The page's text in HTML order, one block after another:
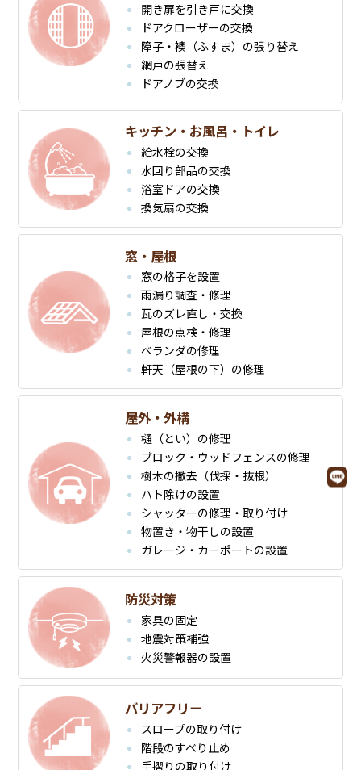
開き扉を引き戸に交換
ドアクローザーの交換
障子・襖（ふすま）の張り替え
網戸の張替え
ドアノブの交換
キッチン・お風呂・トイレ
給水栓の交換
水回り部品の交換
浴室ドアの交換
換気扇の交換
窓・屋根
窓の格子を設置
雨漏り調査・修理
瓦のズレ直し・交換
屋根の点検・修理
べランダの修理
軒天（屋根の下）の修理
屋外・外構
樋（とい）の修理
ブロック・ウッドフェンスの修理
樹木の撤去（伐採・抜根）
ハト除けの設置
シャッターの修理・取り付け
物置き・物干しの設置
ガレージ・カーポートの設置
防災対策
家具の固定
地震対策補強
火災警報器の設置
バリアフリー
スロープの取り付け
階段のすべり止め
手摺りの取り付け